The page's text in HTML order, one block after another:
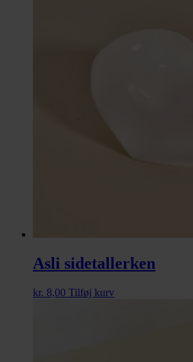
Asli sidetallerken
kr. 8,00 Tilføj kurv